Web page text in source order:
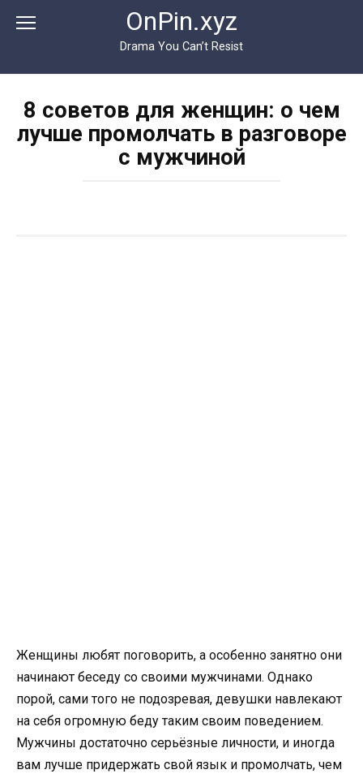
OnPin.xyz
Drama You Can’t Resist
8 советов для женщин: о чем
лучше промолчать в разговоре
с мужчиной
Женщины любят поговорить, а особенно занятно они
начинают беседу со своими мужчинами. Однако
порой, сами того не подозревая, девушки навлекают
на себя огромную беду таким своим поведением.
Мужчины достаточно серьёзные личности, и иногда
вам лучше придержать свой язык и промолчать, чем